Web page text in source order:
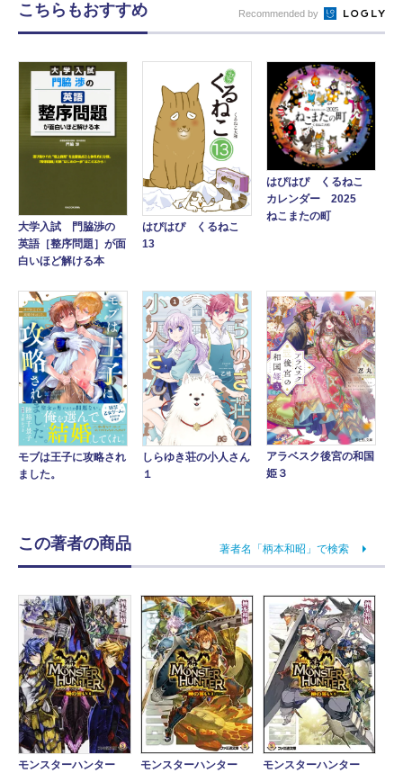
こちらもおすすめ Recommended by
大学入試 門脇渉の
英語［整序問題］が面
白いほど解ける本
はぴはぴ くるねこ
13
はぴはぴ くるねこ
カレンダー 2025
ねこまたの町
モブは王子に攻略され
ました。
しらゆき荘の小人さん
１
アラベスク後宮の和国
姫３
この著者の商品 著者名「柄本和昭」で検索
モンスターハンター
モンスターハンター
モンスターハンター